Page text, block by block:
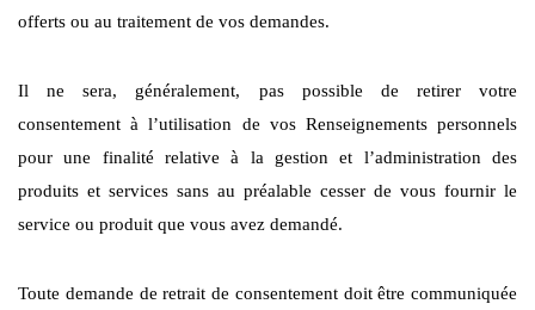
offerts ou au traitement de vos demandes.
Il ne sera, généralement, pas possible de retirer votre
consentement à l’utilisation de vos Renseignements personnels
pour une finalité relative à la gestion et l’administration des
produits et services sans au préalable cesser de vous fournir le
service ou produit que vous avez demandé.
Toute demande de retrait de consentement doit être communiquée